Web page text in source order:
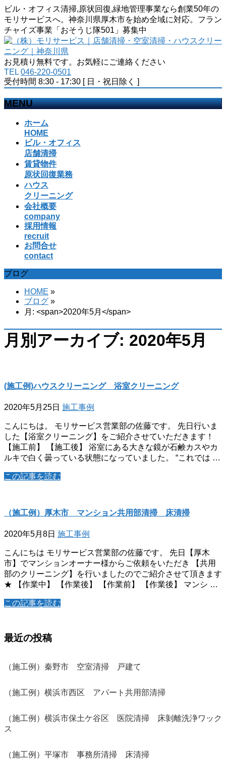
ビル・オフィス清掃,原状回復,緑地管理事業なら創業50年の
モリサービスへ。神奈川県厚木市を始め全域に対応。フラン
チャイズ事業「おそうじ隊501」募集中
お見積り無料です。お気軽にご連絡ください
TEL 046-220-0501
受付時間 8:30 - 17:30 [ 日・祝日除く ]
MENU
ホーム
HOME
ビル・オフィス
店舗清掃
賃貸物件
原状回復業務
ハウス
クリーニング
会社概要
company
採用情報
recruit
お問合せ
contact
ブログ
HOME »
ブログ »
月: <span>2020年5月</span>
月別アーカイブ: 2020年5月
(施工例)ハウスクリーニング 浴室クリーニング
2020年5月25日 施工事例
こんにちは。 モリサービス営業部の佐藤です。 先日行いま
した【浴室クリーニング】をご紹介させていただきます！
【施工前】 【施工後】 浴室にある大きな鏡が石鹸カスやカ
ルキで白く曇っている状態になっていました。 “これでは …
この記事を読む
（施工例）厚木市 マンション共用部清掃 床清掃
2020年5月8日 施工事例
こんにちは モリサービス営業部の佐藤です。 先日【厚木
市】でマンションオーナー様からご依頼をいただき 【共用
部のクリーニング】を行いましたのでご紹介させて頂きます
★ 【作業中】 【作業後】 【作業前】 【作業後】 マンシ …
この記事を読む
最近の投稿
（施工例）秦野市 空室清掃 戸建て
（施工例）横浜市西区 アパート共用部清掃
（施工例）横浜市保土ケ谷区 医院清掃 床剝離洗浄ワック
ス
（施工例）平塚市 事務所清掃 床清掃